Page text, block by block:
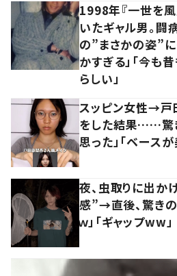
1998年『一世を
いたギャル男。闘
の”まさかの姿”に…
かすぎる」「今も
らしい」
スッピン女性→戸
をした結果……驚
思った」「ベースが
夜、虫取りに出か
感”→直後、驚き
ｗ」「ギャップww」